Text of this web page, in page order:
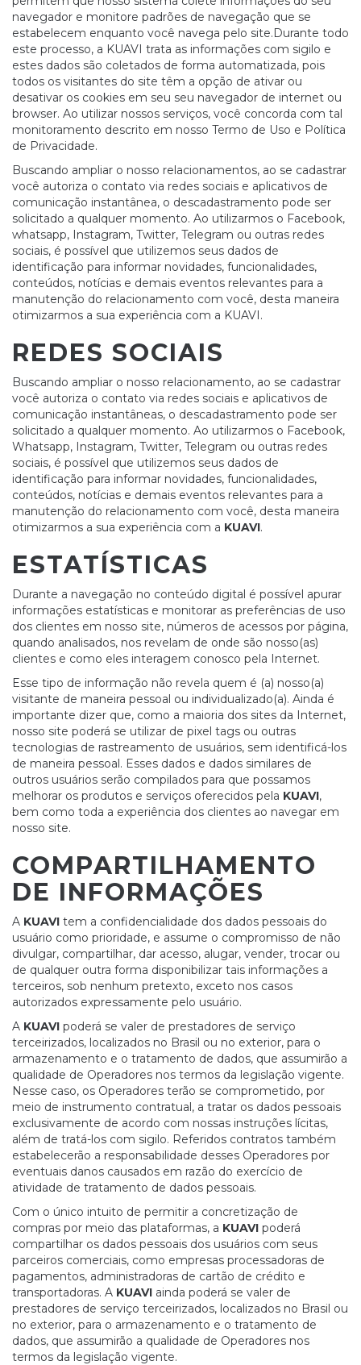
navegador e monitore padrões de navegação que se
estabelecem enquanto você navega pelo site.Durante todo
este processo, a KUAVI trata as informações com sigilo e
estes dados são coletados de forma automatizada, pois
todos os visitantes do site têm a opção de ativar ou
desativar os cookies em seu seu navegador de internet ou
browser. Ao utilizar nossos serviços, você concorda com tal
monitoramento descrito em nosso Termo de Uso e Política
de Privacidade.
Buscando ampliar o nosso relacionamentos, ao se cadastrar
você autoriza o contato via redes sociais e aplicativos de
comunicação instantânea, o descadastramento pode ser
solicitado a qualquer momento. Ao utilizarmos o Facebook,
whatsapp, Instagram, Twitter, Telegram ou outras redes
sociais, é possível que utilizemos seus dados de
identificação para informar novidades, funcionalidades,
conteúdos, notícias e demais eventos relevantes para a
manutenção do relacionamento com você, desta maneira
otimizarmos a sua experiência com a KUAVI.
REDES SOCIAIS
Buscando ampliar o nosso relacionamento, ao se cadastrar
você autoriza o contato via redes sociais e aplicativos de
comunicação instantâneas, o descadastramento pode ser
solicitado a qualquer momento. Ao utilizarmos o Facebook,
Whatsapp, Instagram, Twitter, Telegram ou outras redes
sociais, é possível que utilizemos seus dados de
identificação para informar novidades, funcionalidades,
conteúdos, notícias e demais eventos relevantes para a
manutenção do relacionamento com você, desta maneira
otimizarmos a sua experiência com a KUAVI.
ESTATÍSTICAS
Durante a navegação no conteúdo digital é possível apurar
informações estatísticas e monitorar as preferências de uso
dos clientes em nosso site, números de acessos por página,
quando analisados, nos revelam de onde são nosso(as)
clientes e como eles interagem conosco pela Internet.
Esse tipo de informação não revela quem é (a) nosso(a)
visitante de maneira pessoal ou individualizado(a). Ainda é
importante dizer que, como a maioria dos sites da Internet,
nosso site poderá se utilizar de pixel tags ou outras
tecnologias de rastreamento de usuários, sem identificá-los
de maneira pessoal. Esses dados e dados similares de
outros usuários serão compilados para que possamos
melhorar os produtos e serviços oferecidos pela KUAVI,
bem como toda a experiência dos clientes ao navegar em
nosso site.
COMPARTILHAMENTO
DE INFORMAÇÕES
A KUAVI tem a confidencialidade dos dados pessoais do
usuário como prioridade, e assume o compromisso de não
divulgar, compartilhar, dar acesso, alugar, vender, trocar ou
de qualquer outra forma disponibilizar tais informações a
terceiros, sob nenhum pretexto, exceto nos casos
autorizados expressamente pelo usuário.
A KUAVI poderá se valer de prestadores de serviço
terceirizados, localizados no Brasil ou no exterior, para o
armazenamento e o tratamento de dados, que assumirão a
qualidade de Operadores nos termos da legislação vigente.
Nesse caso, os Operadores terão se comprometido, por
meio de instrumento contratual, a tratar os dados pessoais
exclusivamente de acordo com nossas instruções lícitas,
além de tratá-los com sigilo. Referidos contratos também
estabelecerão a responsabilidade desses Operadores por
eventuais danos causados em razão do exercício de
atividade de tratamento de dados pessoais.
Com o único intuito de permitir a concretização de
compras por meio das plataformas, a KUAVI poderá
compartilhar os dados pessoais dos usuários com seus
parceiros comerciais, como empresas processadoras de
pagamentos, administradoras de cartão de crédito e
transportadoras. A KUAVI ainda poderá se valer de
prestadores de serviço terceirizados, localizados no Brasil ou
no exterior, para o armazenamento e o tratamento de
dados, que assumirão a qualidade de Operadores nos
termos da legislação vigente.